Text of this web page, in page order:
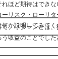
れほど期待はでき
ーリスク・ローリ
何か説明してみてく
て、リターンとは
う収益のことでした